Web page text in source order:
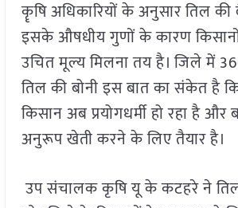
कॄषि अधिकारियों के अनुसार तिल
इसके औषधीय गुणों के कारण
उचित मूल्य मिलना तय है। जिले में
तिल की बोनी इस बात का संकेत है
किसान अब प्रयोगधर्मी हो रहा है और
अनुरूप खेती करने के लिए तैयार है।
उप संचालक कृषि यू के कटहरे ने